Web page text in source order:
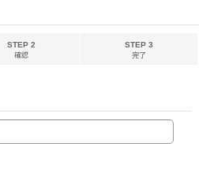
STEP 2
確認
STEP 3
完了